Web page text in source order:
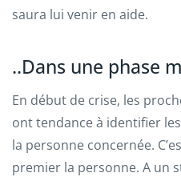
saura lui venir en aide.
..Dans une phase
En début de crise, les
ont tendance à identifier
la personne concernée.
premier la personne. A un